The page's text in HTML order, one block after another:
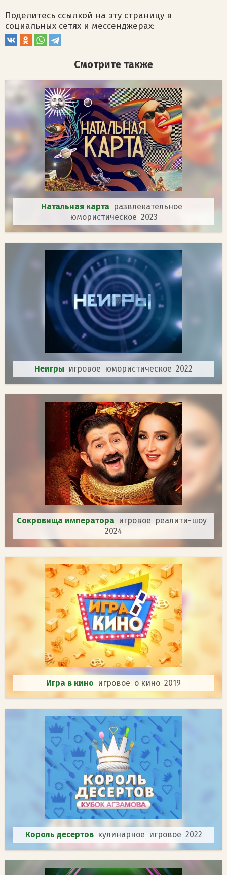
Поделитесь ссылкой на эту страницу в
социальных сетях и мессенджерах:
Смотрите также
Натальная карта развлекательное
юмористическое 2023
Неигры игровое юмористическое 2022
Сокровища императора игровое реалити-шоу
2024
Игра в кино игровое о кино 2019
Король десертов кулинарное игровое 2022